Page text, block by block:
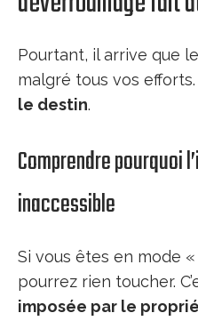
Pourtant, il arrive que
malgré tous vos
le destin.
Comprendre pourquoi
inaccessible
Si vous êtes en mode
pourrez rien toucher.
imposée par le